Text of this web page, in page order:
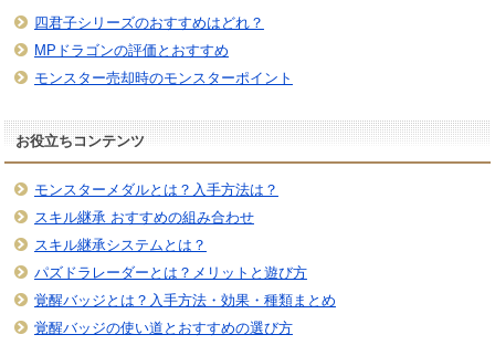
四君子シリーズのおすすめはどれ？
MPドラゴンの評価とおすすめ
モンスター売却時のモンスターポイント
お役立ちコンテンツ
モンスターメダルとは？入手方法は？
スキル継承 おすすめの組み合わせ
スキル継承システムとは？
パズドラレーダーとは？メリットと遊び方
覚醒バッジとは？入手方法・効果・種類まとめ
覚醒バッジの使い道とおすすめの選び方